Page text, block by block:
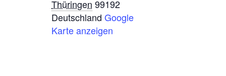
Thüringen 99192
Deutschland Google
Karte anzeigen